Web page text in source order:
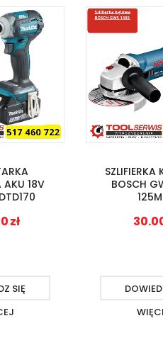
AKU 18V
zł
SIĘ
BOSCH